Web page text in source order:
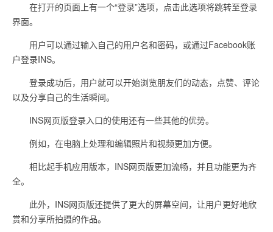
在打开的页面上有一个“登录”选项，点击此选项将跳转至登录
界面。
用户可以通过输入自己的用户名和密码，或通过Facebook账
户登录INS。
登录成功后，用户就可以开始浏览朋友们的动态，点赞、评论
以及分享自己的生活瞬间。
INS网页版登录入口的使用还有一些其他的优势。
例如，在电脑上处理和编辑照片和视频更加方便。
相比起手机应用版本，INS网页版更加流畅，并且功能更为齐
全。
此外，INS网页版还提供了更大的屏幕空间，让用户更好地欣
赏和分享所拍摄的作品。